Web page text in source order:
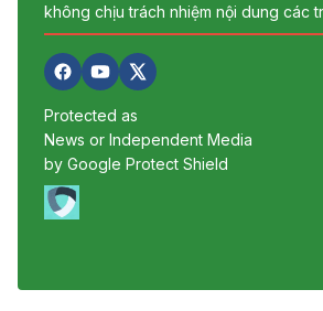
không chịu trách nhiệm nội dung các
Protected as
News or Independent Media
by Google Protect Shield